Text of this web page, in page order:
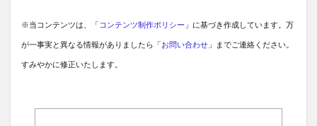
※当コンテンツは、「 コンテンツ制作ポリシー 」に基づき作成しています。万
が一事実と異なる情報がありましたら「お問い合わせ 」までご連絡ください。
すみやかに修正いたします。